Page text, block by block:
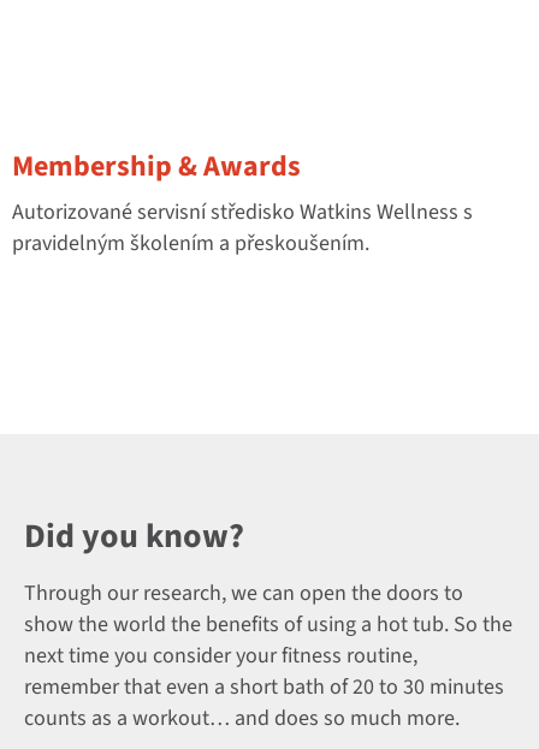
Membership & Awards
Autorizované servisní středisko Watkins Wellness s
pravidelným školením a přeskoušením.
Did you know?
Through our research, we can open the doors to
show the world the benefits of using a hot tub. So the
next time you consider your fitness routine,
remember that even a short bath of 20 to 30 minutes
counts as a workout… and does so much more.